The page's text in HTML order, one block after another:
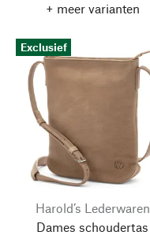
+ meer varianten
Exclusief
Harold’s Lederwaren
Dames schoudertas